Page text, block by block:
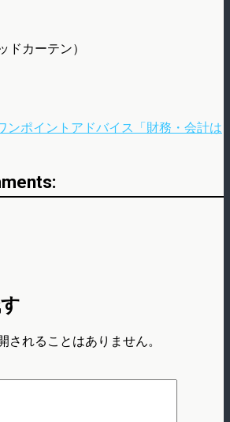
ドカーテン）
ポイントアドバイス「財務・会計は
されることはありません。